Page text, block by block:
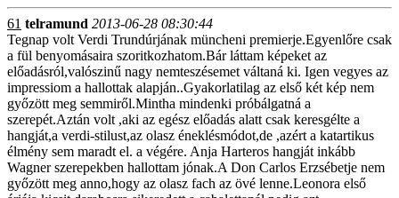
61 telramund 2013-06-28 08:30:44
Tegnap volt Verdi Trundúrjának müncheni premierje.Egyenlőre csak
a fül benyomásaira szoritkozhatom.Bár láttam képeket az
előadásról,valószinű nagy nemteszésemet váltaná ki. Igen vegyes az
impressiom a hallottak alapján..Gyakorlatilag az első két kép nem
győzött meg semmiről.Mintha mindenki próbálgatná a
szerepét.Aztán volt ,aki az egész előadás alatt csak keresgélte a
hangját,a verdi-stilust,az olasz éneklésmódot,de ,azért a katartikus
élmény sem maradt el. a végére. Anja Harteros hangját inkább
Wagner szerepekben hallottam jónak.A Don Carlos Erzsébetje nem
győzött meg anno,hogy az olasz fach az övé lenne.Leonora első